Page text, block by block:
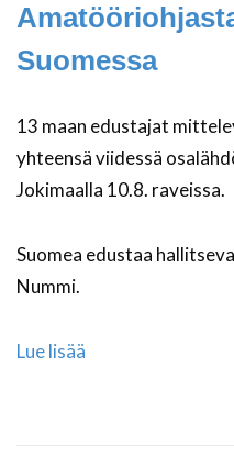
Suomessa
13 maan edustajat
yhteensä viidessä
Jokimaalla 10.8. raveissa.
Suomea edustaa
Nummi.
Lue lisää